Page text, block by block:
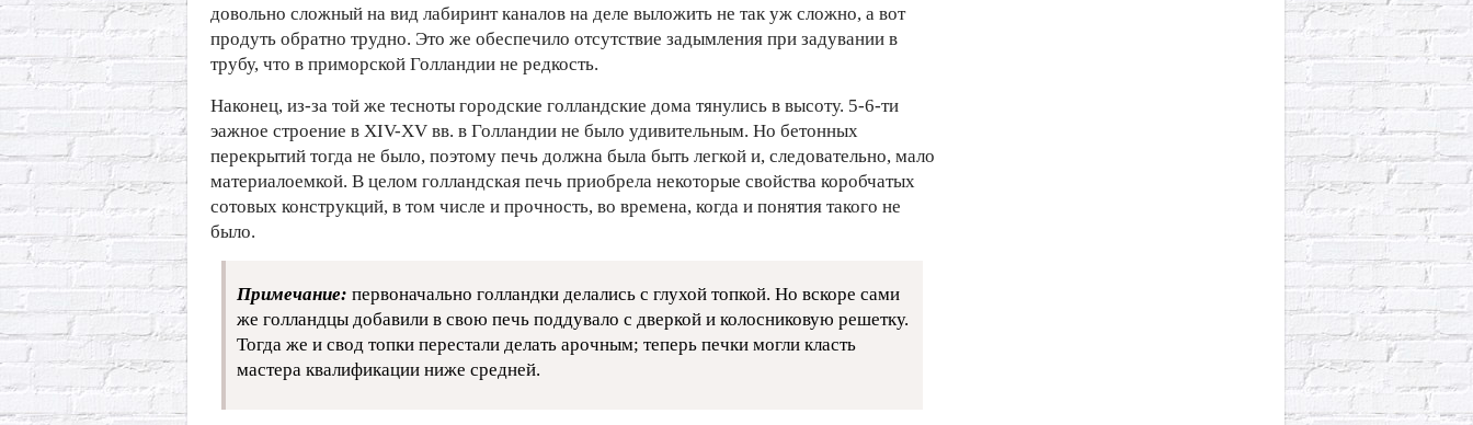
довольно сложный на вид лабиринт каналов на деле выложить не так уж сложно, а вот
продуть обратно трудно. Это же обеспечило отсутствие задымления при задувании в
трубу, что в приморской Голландии не редкость.
Наконец, из-за той же тесноты городские голландские дома тянулись в высоту. 5-6-ти
эажное строение в XIV-XV вв. в Голландии не было удивительным. Но бетонных
перекрытий тогда не было, поэтому печь должна была быть легкой и, следовательно, мало
материалоемкой. В целом голландская печь приобрела некоторые свойства коробчатых
сотовых конструкций, в том числе и прочность, во времена, когда и понятия такого не
было.
Примечание: первоначально голландки делались с глухой топкой. Но вскоре сами
же голландцы добавили в свою печь поддувало с дверкой и колосниковую решетку.
Тогда же и свод топки перестали делать арочным; теперь печки могли класть
мастера квалификации ниже средней.